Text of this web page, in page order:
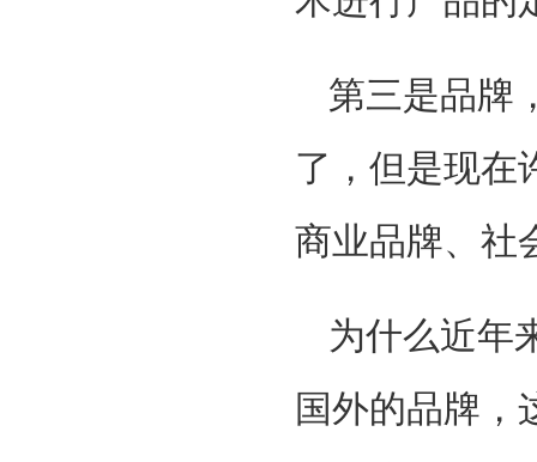
第三是品牌
了，但是现在
商业品牌、社
为什么近年
国外的品牌，